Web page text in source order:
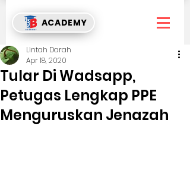
ACADEMY
Tular Di Wadsapp,
Petugas Lengkap PPE
Menguruskan Jenazah
Lintah Darah
Apr 18, 2020